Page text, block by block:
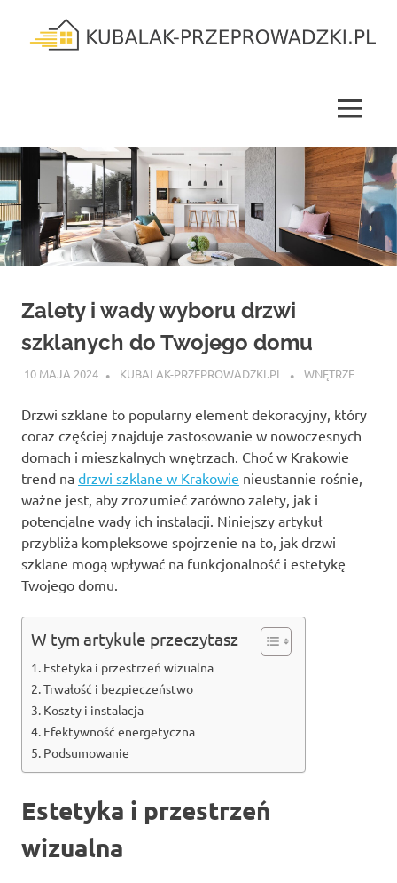
content
MENU
Zalety i wady wyboru drzwi
szklanych do Twojego domu
10 MAJA 2024 KUBALAK-PRZEPROWADZKI.PL WNĘTRZE
Drzwi szklane to popularny element dekoracyjny, który
coraz częściej znajduje zastosowanie w nowoczesnych
domach i mieszkalnych wnętrzach. Choć w Krakowie
trend na drzwi szklane w Krakowie nieustannie rośnie,
ważne jest, aby zrozumieć zarówno zalety, jak i
potencjalne wady ich instalacji. Niniejszy artykuł
przybliża kompleksowe spojrzenie na to, jak drzwi
szklane mogą wpływać na funkcjonalność i estetykę
Twojego domu.
W tym artykule przeczytasz
Estetyka i przestrzeń wizualna
Trwałość i bezpieczeństwo
Koszty i instalacja
Efektywność energetyczna
Podsumowanie
Estetyka i przestrzeń
wizualna